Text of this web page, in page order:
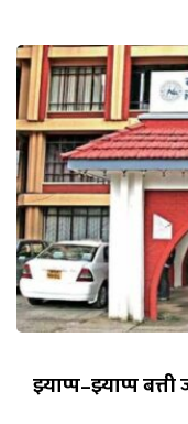
झ्याप्प–झ्याप्प